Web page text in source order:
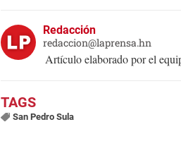
Redacción
redaccion@laprensa.hn
Artículo elaborado por el
San Pedro Sula